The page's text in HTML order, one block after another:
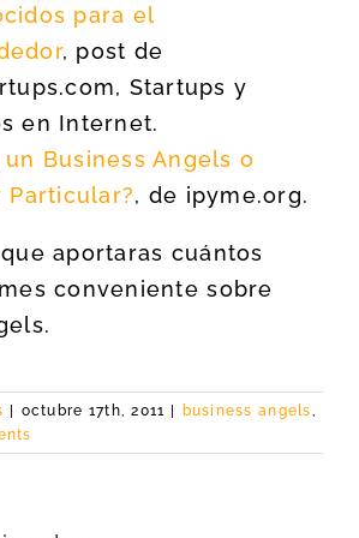
para el
, post de
Startups y
en Internet.
un Business Angels o
Particular?, de ipyme.org.
aportaras cuántos
conveniente sobre
| octubre 17th, 2011 | business angels